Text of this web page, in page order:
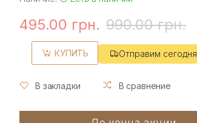
495.00 грн. 990.00 грн.
КУПИТЬ Отправим сегодня
В закладки В сравнение